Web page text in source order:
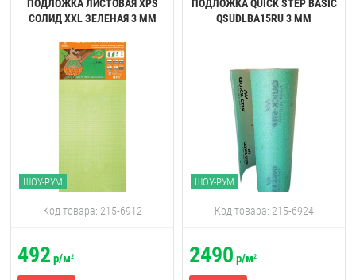
ПОДЛОЖКА ЛИСТОВАЯ XPS
СОЛИД XXL ЗЕЛЕНАЯ 3 ММ
ШОУ-РУМ
Код товара: 215-6912
492 р/м2
ПОДЛОЖКА QUICK STEP BASIC
QSUDLBA15RU 3 ММ
ШОУ-РУМ
Код товара: 215-6924
2490 р/м2